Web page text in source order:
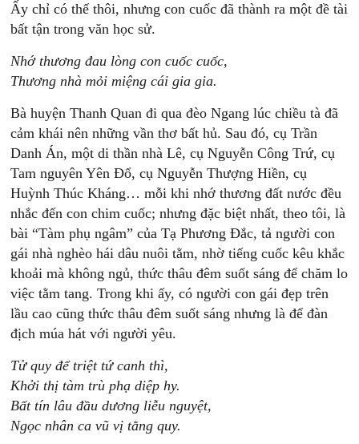
Ấy chỉ có thế thôi, nhưng con cuốc đã thành ra một đề tài
bất tận trong văn học sử.
Nhớ thương đau lòng con cuốc cuốc,
Thương nhà mỏi miệng cái gia gia.
Bà huyện Thanh Quan đi qua đèo Ngang lúc chiều tà đã
cảm khái nên những vần thơ bất hủ. Sau đó, cụ Trần
Danh Án, một di thần nhà Lê, cụ Nguyễn Công Trứ, cụ
Tam nguyên Yên Đổ, cụ Nguyễn Thượng Hiền, cụ
Huỳnh Thúc Kháng… mỗi khi nhớ thương đất nước đều
nhắc đến con chim cuốc; nhưng đặc biệt nhất, theo tôi, là
bài “Tàm phụ ngâm” của Tạ Phương Đắc, tả người con
gái nhà nghèo hái dâu nuôi tằm, nhờ tiếng cuốc kêu khắc
khoải mà không ngủ, thức thâu đêm suốt sáng để chăm lo
việc tằm tang. Trong khi ấy, có người con gái đẹp trên
lầu cao cũng thức thâu đêm suốt sáng nhưng là để đàn
địch múa hát với người yêu.
Tử quy để triệt tứ canh thì,
Khởi thị tàm trù phạ diệp hy.
Bất tín lâu đầu dương liễu nguyệt,
Ngọc nhân ca vũ vị tằng quy.